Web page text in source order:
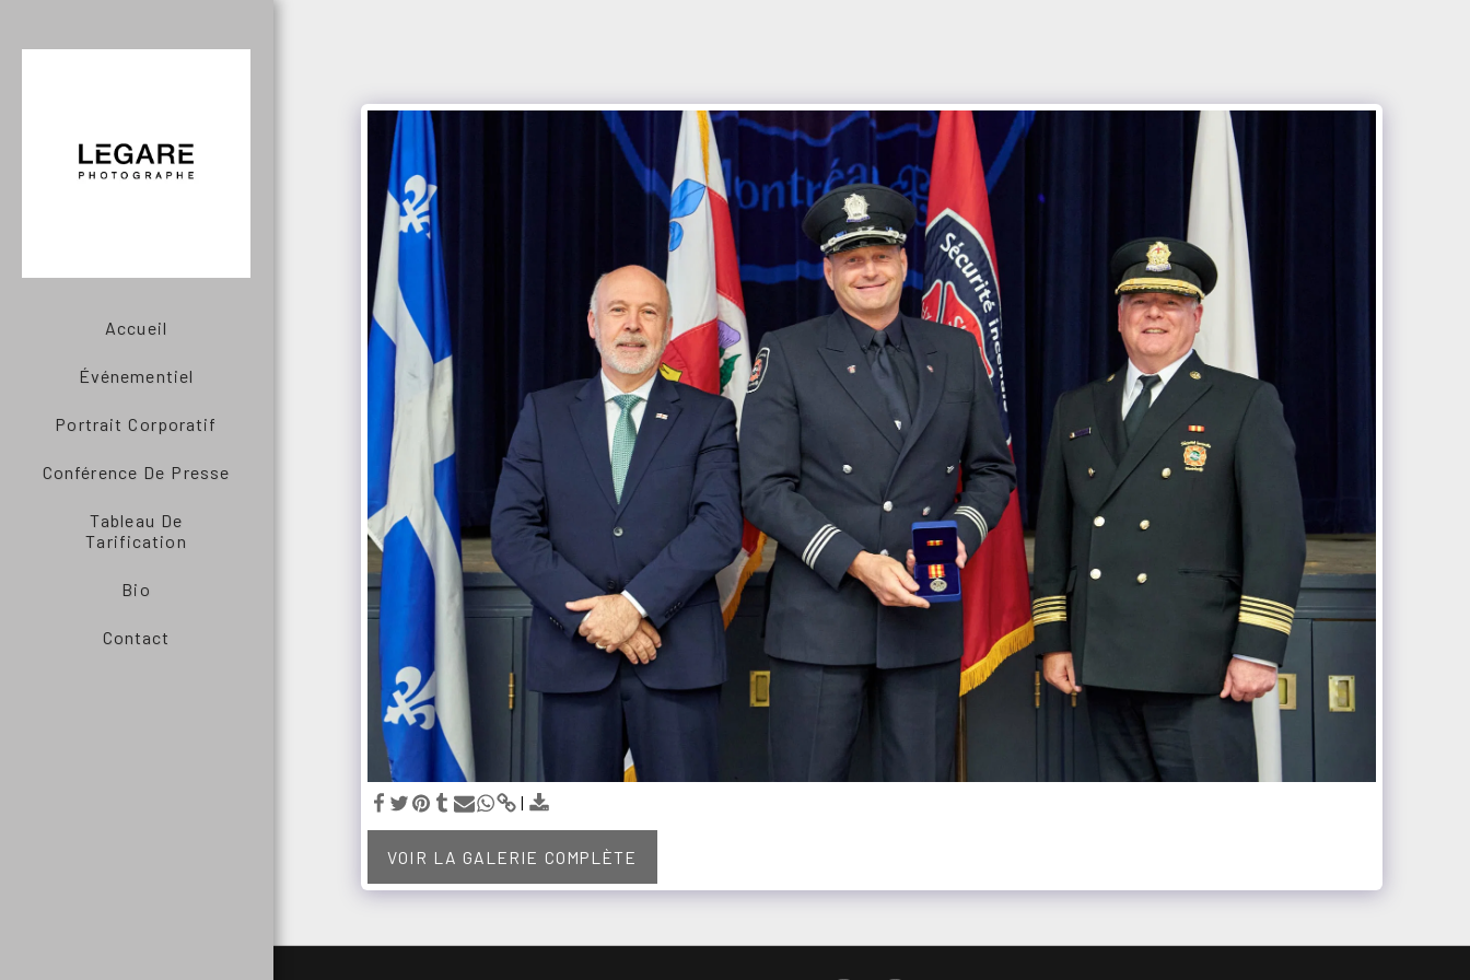
Accueil
Événementiel
Portrait Corporatif
Conférence De Presse
Tableau De
Tarification
Bio
Contact
VOIR LA GALERIE COMPLÈTE